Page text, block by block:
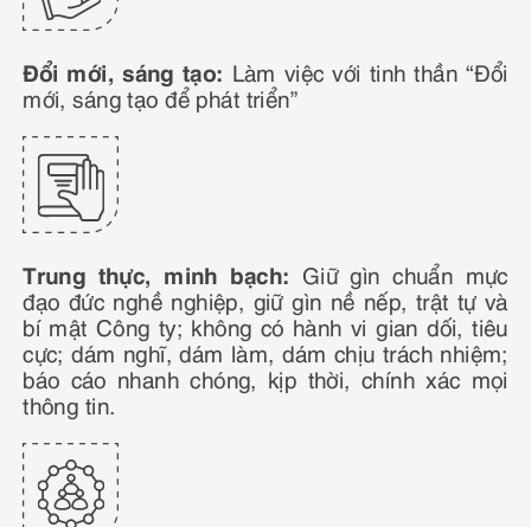
Trung thực, minh bạch: Giữ gìn chuẩn mực
đạo đức nghề nghiệp, giữ gìn nề nếp, trật tự và
bí mật Công ty; không có hành vi gian dối, tiêu
cực; dám nghĩ, dám làm, dám chịu trách nhiệm;
báo cáo nhanh chóng, kịp thời, chính xác mọi
thông tin.
Đổi mới, sáng tạo: Làm việc với tinh thần “Đổi
mới, sáng tạo để phát triển”